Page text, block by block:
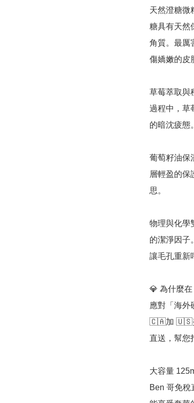
天然澄糖微
糖具有天然
角質。最厲
傷嬌嫩的皮
草莓萃取與
過程中，草
的暗沈疲態。
葡萄籽油保
層輕盈的保
思。
物理與化學
的潔淨因子
讓毛孔重新
💎 為什麼
應對「海
🇨🇦加 🇺🇸美
直送，幫您
大容量
Ben 哥免稅